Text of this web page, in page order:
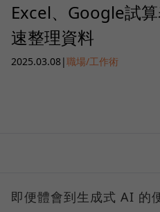
Excel、Google試
速整理資料
2025.03.08|職場/工作術
即便體會到生成式 AI 的